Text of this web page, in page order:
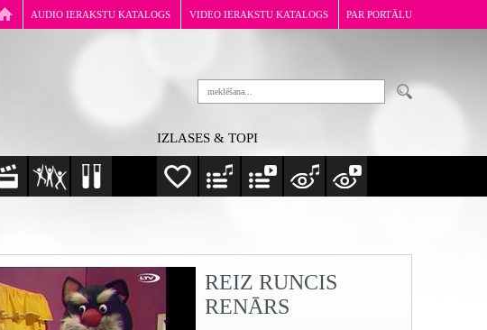
AUDIO IERAKSTU KATALOGS VIDEO IERAKSTU KATALOGS PAR PORTĀLU
IZLASES & TOPI
REIZ RUNCIS
RENĀRS